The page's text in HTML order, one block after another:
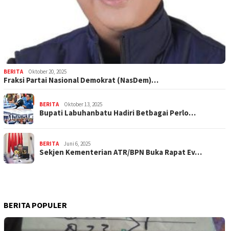
BERITA Oktober 20, 2025
Fraksi Partai Nasional Demokrat (NasDem)…
BERITA Oktober 13, 2025
Bupati Labuhanbatu Hadiri Betbagai Perlo…
BERITA Juni 6, 2025
Sekjen Kementerian ATR/BPN Buka Rapat Ev…
BERITA POPULER